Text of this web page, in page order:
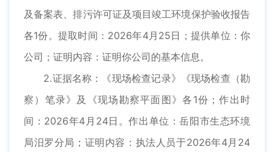
及备案表、排污许可证及项目竣工环境保护验收报告
各1份。提取时间：2026年4月25日；提供单位：你
公司；证明内容：证明你公司的基本信息。
2.证据名称：《现场检查记录》《现场检查（勘
察）笔录》及《现场勘察平面图》各1份；作出时
间：2026年4月24日。作出单位：岳阳市生态环境
局汨罗分局；证明内容：执法人员于2026年4月24